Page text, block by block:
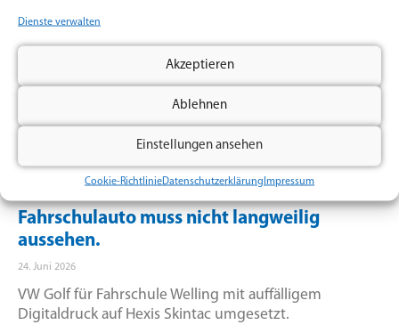
Dienste verwalten
Akzeptieren
Ablehnen
Einstellungen ansehen
Cookie-RichtlinieDatenschutzerklärung Impressum
Fahrschulauto muss nicht langweilig
aussehen.
24. Juni 2026
VW Golf für Fahrschule Welling mit auffälligem
Digitaldruck auf Hexis Skintac umgesetzt.